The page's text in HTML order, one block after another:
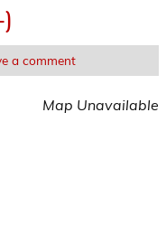
a comment
Map Unavailable